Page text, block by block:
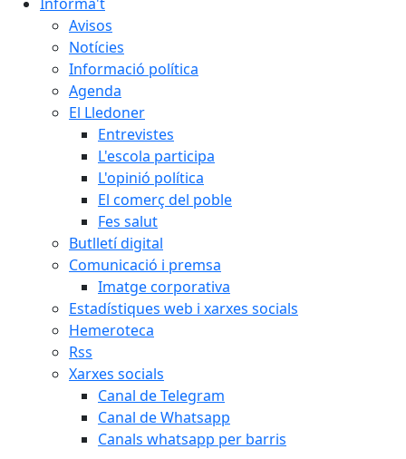
Avisos
Notícies
Informació política
Agenda
El Lledoner
Entrevistes
L'escola participa
L'opinió política
El comerç del poble
Fes salut
Butlletí digital
Comunicació i premsa
Imatge corporativa
Estadístiques web i xarxes socials
Hemeroteca
Rss
Xarxes socials
Canal de Telegram
Canal de Whatsapp
Canals whatsapp per barris